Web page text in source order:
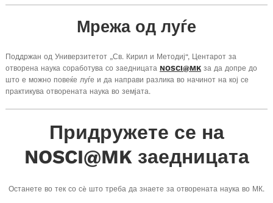
Мрежа од луѓе
Поддржан од Универзитетот „Св. Кирил и Методиј“, Центарот за
отворена наука соработува со заедницата NOSCI@MK за да допре до
што е можно повеќе луѓе и да направи разлика во начинот на кој се
практикува отворената наука во земјата.
Придружете се на
NOSCI@MK заедницата
Останете во тек со сè што треба да знаете за отворената наука во МК.